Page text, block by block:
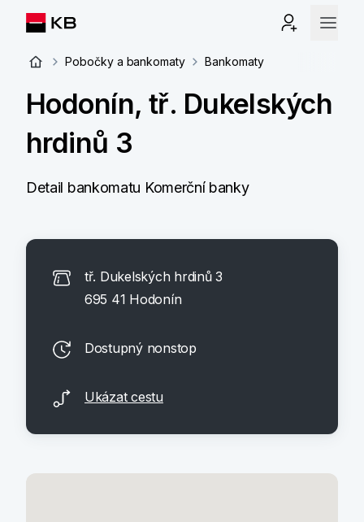
Pobočky a bankomaty Bankomaty
Hodonín, tř. Dukelských
hrdinů 3
Detail bankomatu Komerční banky
tř. Dukelských hrdinů 3
695 41 Hodonín
Dostupný nonstop
Ukázat cestu